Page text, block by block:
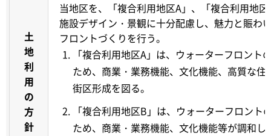
土
地
利
用
の
方
針
当地区を、「複合利用地区A」、「複合利用地
施設デザイン・景観に十分配慮し、魅力と賑わ
フロントづくりを行う。
「複合利用地区A」は、ウォーターフロント
ため、商業・業務機能、文化機能、高質な
街区形成を図る。
「複合利用地区B」は、ウォーターフロント
ため、商業・業務機能、文化機能等が調和